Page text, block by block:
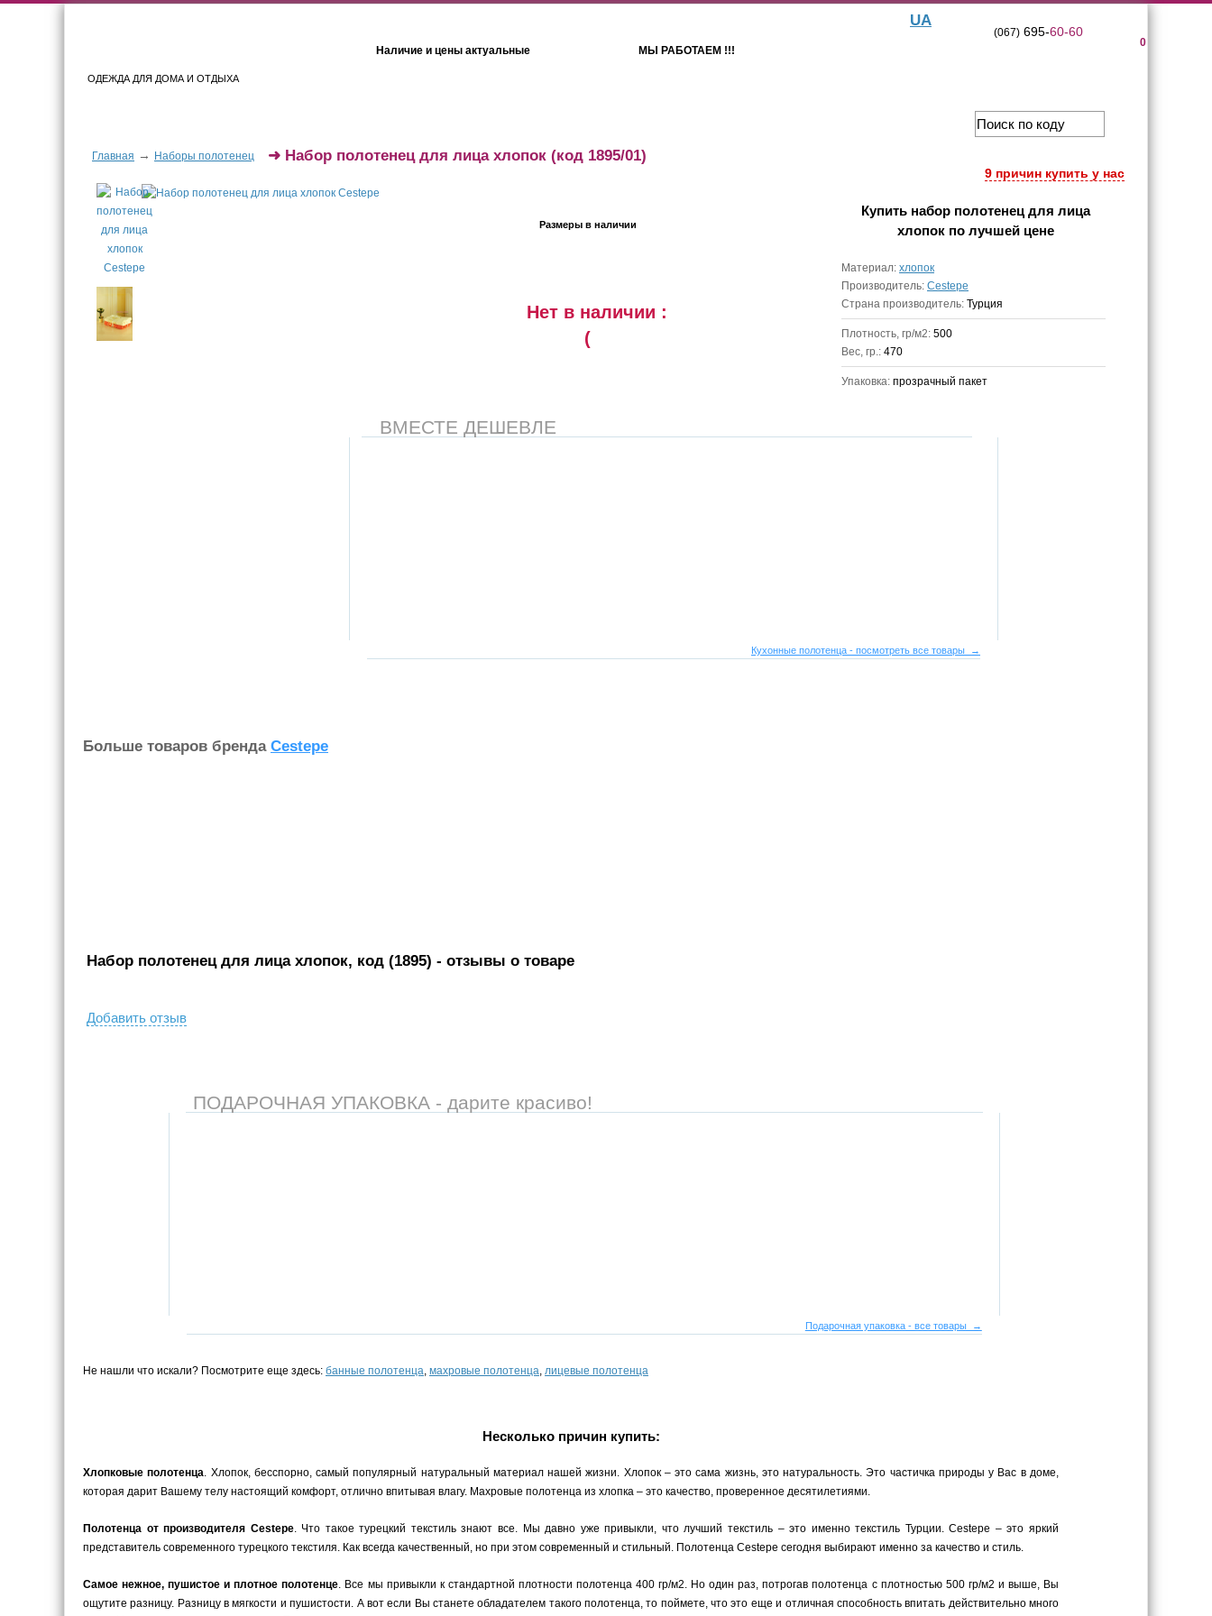
ОДЕЖДА ДЛЯ ДОМА И ОТДЫХА
Наличие и цены актуальные МЫ РАБОТАЕМ !!!
UA
0
(067)695-60-60
Главная → Наборы полотенец
9 причин купить у нас
➜ Набор полотенец для лица хлопок (код 1895/01)
Размеры в наличии
Нет в наличии :
(
Купить набор полотенец для лица
хлопок по лучшей цене
Материал: хлопок
Производитель: Cestepe
Страна производитель: Турция
Плотность, гр/м2: 500
Вес, гр.: 470
Упаковка: прозрачный пакет
ВМЕСТЕ ДЕШЕВЛЕ
Кухонные полотенца - посмотреть все товары →
Больше товаров бренда Cestepe
Набор полотенец для лица хлопок, код (1895) - отзывы о товаре
Добавить отзыв
ПОДАРОЧНАЯ УПАКОВКА - дарите красиво!
Подарочная упаковка - все товары →
Не нашли что искали? Посмотрите еще здесь: банные полотенца, махровые полотенца, лицевые полотенца
Несколько причин купить:
Хлопковые полотенца. Хлопок, бесспорно, самый популярный натуральный материал нашей жизни. Хлопок – это сама жизнь, это натуральность. Это частичка природы у Вас в доме,
которая дарит Вашему телу настоящий комфорт, отлично впитывая влагу. Махровые полотенца из хлопка – это качество, проверенное десятилетиями.
Полотенца от производителя Cestepe. Что такое турецкий текстиль знают все. Мы давно уже привыкли, что лучший текстиль – это именно текстиль Турции. Cestepe – это яркий
представитель современного турецкого текстиля. Как всегда качественный, но при этом современный и стильный. Полотенца Cestepe сегодня выбирают именно за качество и стиль.
Самое нежное, пушистое и плотное полотенце. Все мы привыкли к стандартной плотности полотенца 400 гр/м2. Но один раз, потрогав полотенца с плотностью 500 гр/м2 и выше, Вы
ощутите разницу. Разницу в мягкости и пушистости. А вот если Вы станете обладателем такого полотенца, то поймете, что это еще и отличная способность впитать действительно много